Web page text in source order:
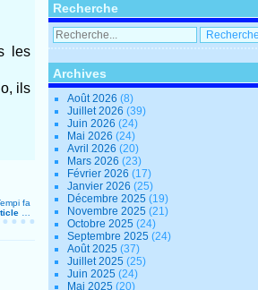
les
ils
fa
Recherche
Archives
Août 2026 (8)
Juillet 2026 (39)
Juin 2026 (24)
Mai 2026 (24)
Avril 2026 (20)
Mars 2026 (23)
Février 2026 (17)
Janvier 2026 (25)
Décembre 2025 (19)
Novembre 2025 (21)
Octobre 2025 (24)
Septembre 2025 (24)
Août 2025 (37)
Juillet 2025 (25)
Juin 2025 (24)
Mai 2025 (20)